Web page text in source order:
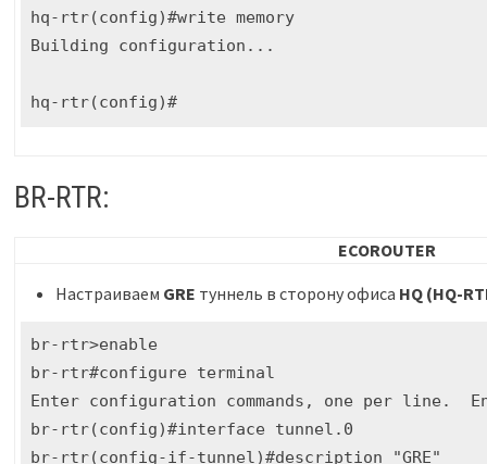
hq-rtr(config)#write memory
Building configuration...
hq-rtr(config)#
BR-RTR:
ECOROUTER
Настраиваем GRE туннель в сторону офиса HQ (HQ-
br-rtr>enable
br-rtr#configure terminal
Enter configuration commands, one per line.
br-rtr(config)#interface tunnel.0
br-rtr(config-if-tunnel)#description "GRE"